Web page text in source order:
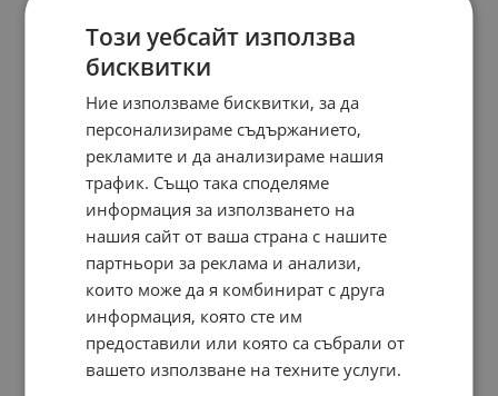
Този уебсайт използва
бисквитки
Ние използваме бисквитки, за да
персонализираме съдържанието,
рекламите и да анализираме нашия
трафик. Също така споделяме
информация за използването на
нашия сайт от ваша страна с нашите
партньори за реклама и анализи,
които може да я комбинират с друга
информация, която сте им
предоставили или която са събрали от
вашето използване на техните услуги.